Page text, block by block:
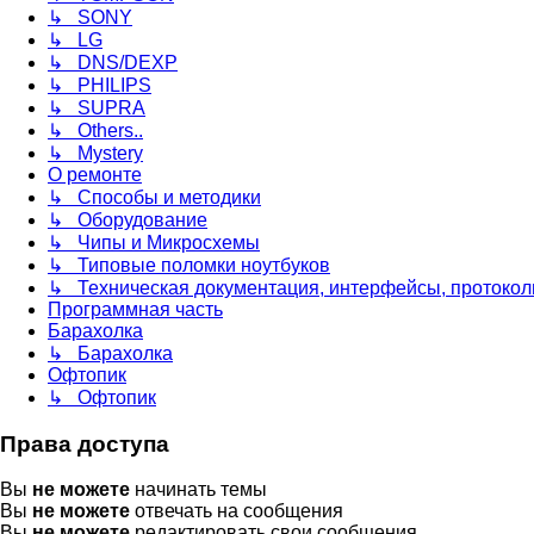
↳ SONY
↳ LG
↳ DNS/DEXP
↳ PHILIPS
↳ SUPRA
↳ Others..
↳ Mystery
О ремонте
↳ Способы и методики
↳ Оборудование
↳ Чипы и Микросхемы
↳ Типовые поломки ноутбуков
↳ Техническая документация, интерфейсы,
Программная часть
Барахолка
↳ Барахолка
Офтопик
↳ Офтопик
Права доступа
Вы не можете начинать темы
Вы не можете отвечать на сообщения